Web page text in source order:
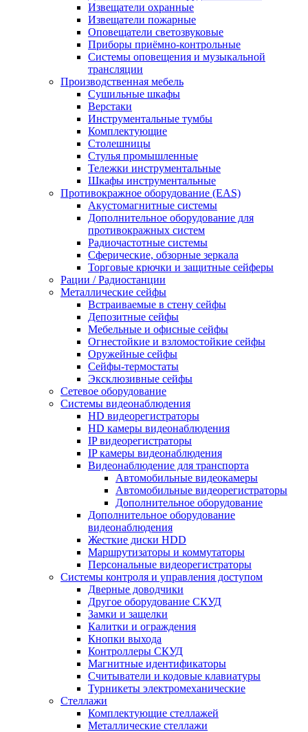
Извещатели охранные
Извещатели пожарные
Оповещатели светозвуковые
Приборы приёмно-контрольные
Системы оповещения и музыкальной
трансляции
Производственная мебель
Cушильные шкафы
Верстаки
Инструментальные тумбы
Комплектующие
Столешницы
Стулья промышленные
Тележки инструментальные
Шкафы инструментальные
Противокражное оборудование (EAS)
Акустомагнитные системы
Дополнительное оборудование для
противокражных систем
Радиочастотные системы
Сферические, обзорные зеркала
Торговые крючки и защитные сейферы
Рации / Радиостанции
Металлические сейфы
Встраиваемые в стену сейфы
Депозитные сейфы
Мебельные и офисные сейфы
Огнестойкие и взломостойкие сейфы
Оружейные сейфы
Сейфы-термостаты
Эксклюзивные сейфы
Сетевое оборудование
Системы видеонаблюдения
HD видеорегистраторы
HD камеры видеонаблюдения
IP видеорегистраторы
IP камеры видеонаблюдения
Видеонаблюдение для транспорта
Автомобильные видеокамеры
Автомобильные видеорегистраторы
Дополнительное оборудование
Дополнительное оборудование
видеонаблюдения
Жесткие диски HDD
Маршрутизаторы и коммутаторы
Персональные видеорегистраторы
Системы контроля и управления доступом
Дверные доводчики
Другое оборудование СКУД
Замки и защелки
Калитки и ограждения
Кнопки выхода
Контроллеры СКУД
Магнитные идентификаторы
Считыватели и кодовые клавиатуры
Турникеты электромеханические
Стеллажи
Комплектующие стеллажей
Металлические стеллажи